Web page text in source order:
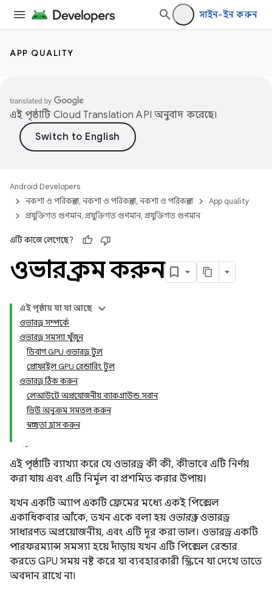
সাইন-ইন করুন
APP QUALITY
এই পৃষ্ঠাটি Cloud Translation API অনুবাদ করেছে।
Android Developers
নকশা ও পরিকল্পনা, নকশা ও পরিকল্পনা, নকশা ও পরিকল্পনা
App quality
প্রযুক্তিগত গুণমান, প্রযুক্তিগত গুণমান, প্রযুক্তিগত গুণমান
এটি কাজে লেগেছে?
ওভারড্র কম করুন
এই পৃষ্ঠায় যা যা আছে
ওভারড্র সম্পর্কে
ওভারড্র সমস্যা খুঁজুন
ডিবাগ GPU ওভারড্র টুল
প্রোফাইল GPU রেন্ডারিং টুল
ওভারড্র ঠিক করুন
লেআউটে অপ্রয়োজনীয় ব্যাকগ্রাউন্ড সরান
ভিউ অনুক্রম সমতল করুন
স্বচ্ছতা হ্রাস করুন
এই পৃষ্ঠাটি ব্যাখ্যা করে যে ওভারড্র কী কী, কীভাবে এটি নির্ণয়
করা যায় এবং এটি নির্মূল বা প্রশমিত করার উপায়।
যখন একটি অ্যাপ একটি ফ্রেমের মধ্যে একই পিক্সেল
একাধিকবার আঁকে, তখন একে বলা হয় ওভারড্র। ওভারড্র
সাধারণত অপ্রয়োজনীয়, এবং এটি দূর করা ভাল। ওভারড্র একটি
পারফরম্যান্স সমস্যা হয়ে দাঁড়ায় যখন এটি পিক্সেল রেন্ডার
করতে GPU সময় নষ্ট করে যা ব্যবহারকারী স্ক্রিনে যা দেখে তাতে
অবদান রাখে না।